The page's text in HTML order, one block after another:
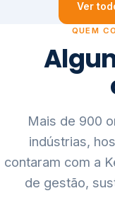
Ver
QUEM
Mais de 900
indústrias,
contaram com a
de gestão,